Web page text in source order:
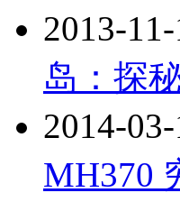
2013-
岛：探
2014-
MH370